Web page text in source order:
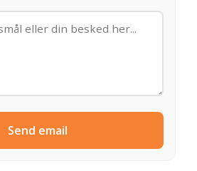
Send email